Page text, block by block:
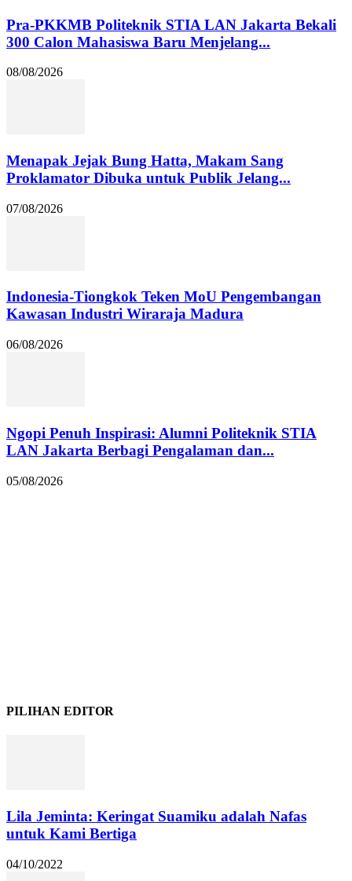
Pra-PKKMB Politeknik STIA LAN Jakarta Bekali
300 Calon Mahasiswa Baru Menjelang...
08/08/2026
Menapak Jejak Bung Hatta, Makam Sang
Proklamator Dibuka untuk Publik Jelang...
07/08/2026
Indonesia-Tiongkok Teken MoU Pengembangan
Kawasan Industri Wiraraja Madura
06/08/2026
Ngopi Penuh Inspirasi: Alumni Politeknik STIA
LAN Jakarta Berbagi Pengalaman dan...
05/08/2026
PILIHAN EDITOR
Lila Jeminta: Keringat Suamiku adalah Nafas
untuk Kami Bertiga
04/10/2022